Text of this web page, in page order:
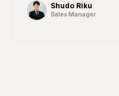
Shudo Riku
Sales Manager